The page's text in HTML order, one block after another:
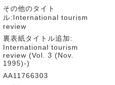
その他のタイト
ル:International tourism
review
裏表紙タイトル追加:
International tourism
review (Vol. 3 (Nov.
1995)-)
AA11766303